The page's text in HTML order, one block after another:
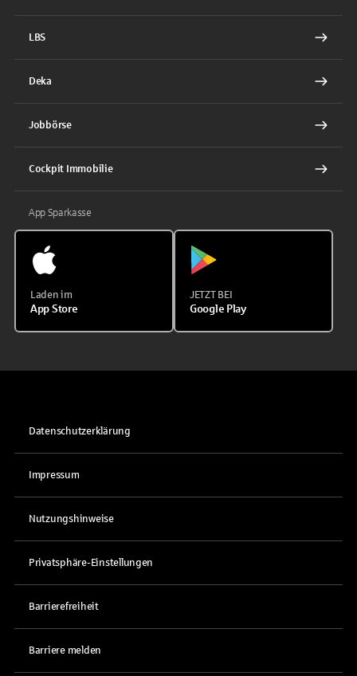
LBS
Deka
Jobbörse
Cockpit Immobilie
App Sparkasse
Laden im
App Store
JETZT BEI
Google Play
Datenschutzerklärung
Impressum
Nutzungshinweise
Privatsphäre-Einstellungen
Barrierefreiheit
Barriere melden